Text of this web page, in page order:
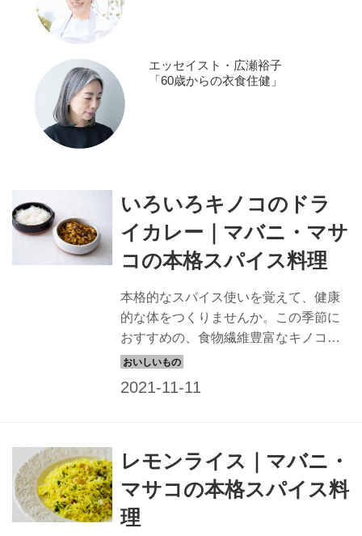
エッセイスト・広瀬裕子
「60歳からの衣食住健」
いろいろキノコのドラ
イカレー｜マバニ・マサ
コの本格スパイス料理
本格的なスパイス使いを覚えて、健康
的な体をつくりませんか。この季節に
おすすめの、食物繊維豊富なキノコを
使った、体にやさしいカレーです。
レモンライス｜マバニ・
マサコの本格スパイス料
理